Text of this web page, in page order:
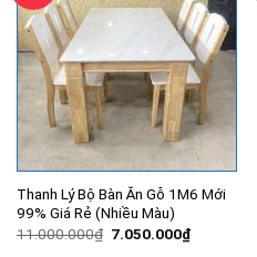
Thanh Lý Bộ Bàn Ăn Gỗ 1M6 Mới
99% Giá Rẻ (Nhiều Màu)
11.000.000₫ Giá
7.050.000₫Giá
hiện